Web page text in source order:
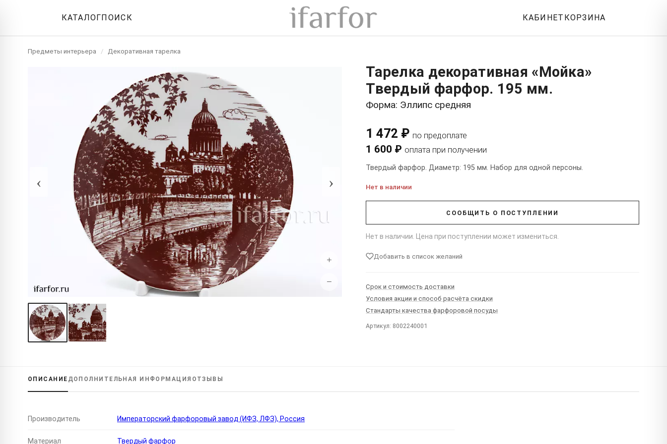
КАТАЛОГПОИСК КАБИНЕТ КОРЗИНА
Предметы интерьера / Декоративная тарелка
‹ ›
+
−
Тарелка декоративная «Мойка»
Твердый фарфор. 195 мм.
Форма: Эллипс средняя
1 472 ₽ по предоплате
1 600 ₽ оплата при получении
Твердый фарфор. Диаметр: 195 мм. Набор для одной персоны.
Нет в наличии
СООБЩИТЬ О ПОСТУПЛЕНИИ
Нет в наличии. Цена при поступлении может измениться.
Добавить в список желаний
Срок и стоимость доставки
Условия акции и способ расчёта скидки
Стандарты качества фарфоровой посуды
Артикул: 8002240001
ОПИСАНИЕ ДОПОЛНИТЕЛЬНАЯ ИНФОРМАЦИЯ ОТЗЫВЫ
Производитель Императорский фарфоровый завод (ИФЗ, ЛФЗ), Россия
Материал Твердый фарфор